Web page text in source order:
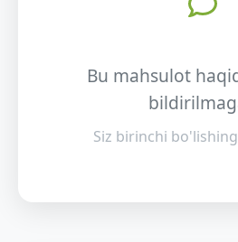
Bu mahsulot
Siz birinchi